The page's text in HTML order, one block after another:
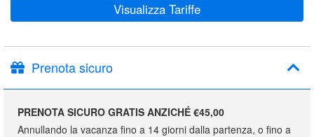
Visualizza Tariffe
Prenota sicuro
PRENOTA SICURO GRATIS ANZICHÉ €45,00
Annullando la vacanza fino a 14 giorni dalla partenza, o fino a